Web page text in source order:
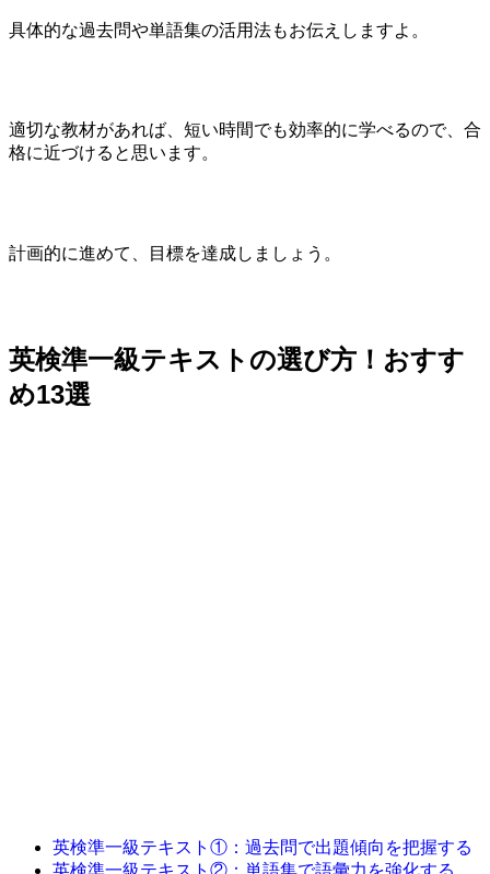
具体的な過去問や単語集の活用法もお伝えしますよ。
適切な教材があれば、短い時間でも効率的に学べるので、合
格に近づけると思います。
計画的に進めて、目標を達成しましょう。
英検準一級テキストの選び方！おすす
め13選
英検準一級テキスト①：過去問で出題傾向を把握する
英検準一級テキスト②：単語集で語彙力を強化する